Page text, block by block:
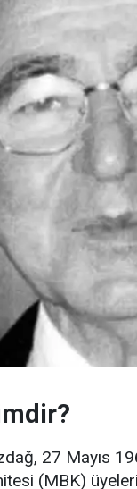
27 Mayıs
(MBK)